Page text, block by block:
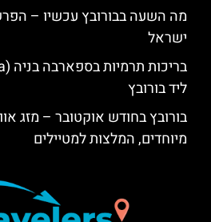
מה השעה בבורובץ עכשיו –
ישראל
ליד בורובץ
בורובץ בחודש אוקטובר – מזג
מיוחדים, המלצות למטיילים